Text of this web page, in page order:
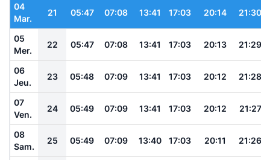
04
Mar.
21 05:47 07:08 13:41 17:03 20:14 21:30
05
Mer.
22 05:47 07:08 13:41 17:03 20:13 21:29
06
Jeu.
23 05:48 07:09 13:41 17:03 20:12 21:28
07
Ven.
24 05:49 07:09 13:41 17:03 20:12 21:27
08
Sam.
25 05:49 07:09 13:40 17:03 20:11 21:26